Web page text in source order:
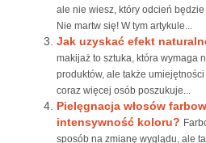
ale nie wiesz, który odcień
Nie martw się! W tym artykule...
Jak uzyskać efekt
makijaż to sztuka, która wymaga
produktów, ale także
coraz więcej osób poszukuje...
Pielęgnacja włosów
intensywność koloru?
sposób na zmianę wyglądu, ale